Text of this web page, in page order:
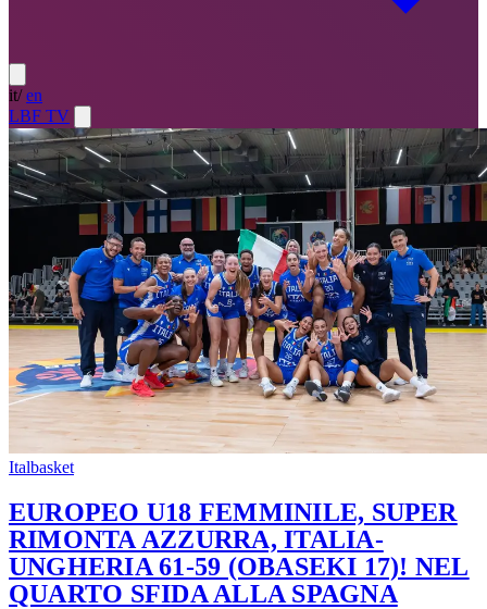
it/ en
LBF TV
Italbasket
EUROPEO U18 FEMMINILE, SUPER
RIMONTA AZZURRA, ITALIA-
UNGHERIA 61-59 (OBASEKI 17)! NEL
QUARTO SFIDA ALLA SPAGNA